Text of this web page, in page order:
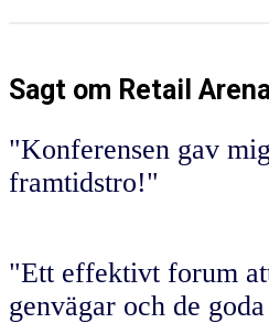
Sagt om Retail
"Konferensen gav
framtidstro!"
"Ett effektivt forum
genvägar och de